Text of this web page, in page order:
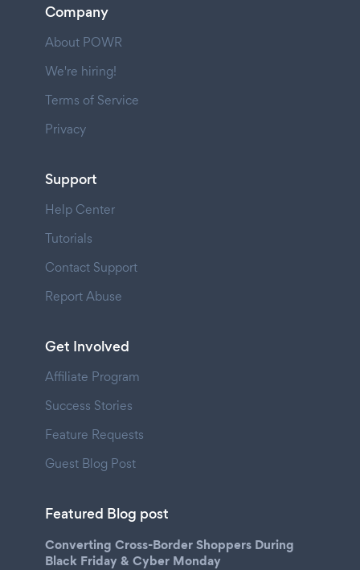
Company
About POWR
We're hiring!
Terms of Service
Privacy
Support
Help Center
Tutorials
Contact Support
Report Abuse
Get Involved
Affiliate Program
Success Stories
Feature Requests
Guest Blog Post
Featured Blog post
Converting Cross-Border Shoppers During
Black Friday & Cyber Monday